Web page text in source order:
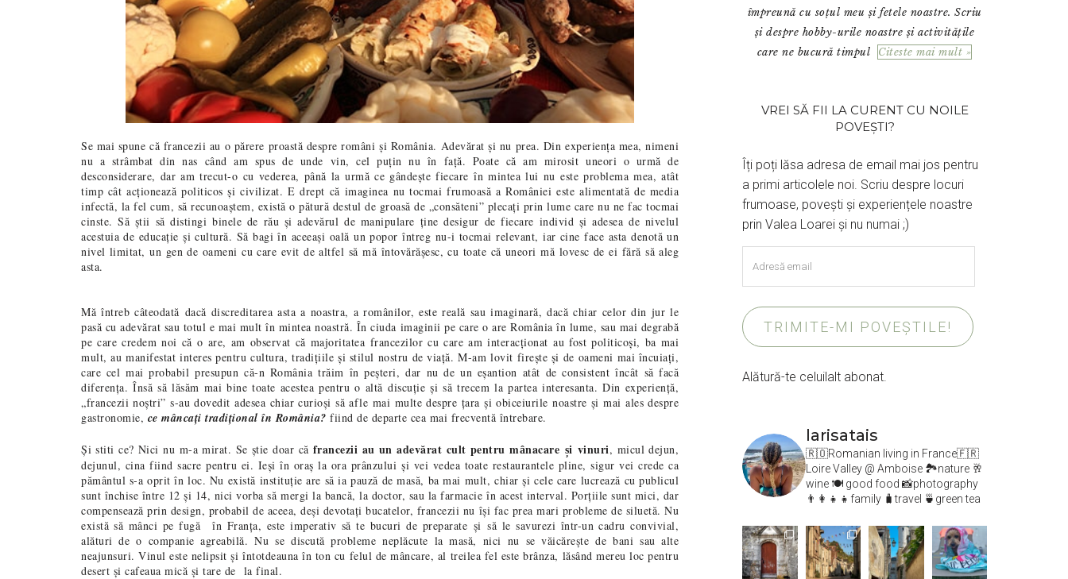
Se mai spune că francezii au o părere proastă despre români și România. Adevărat și nu prea. Din experiența mea, nimeni
nu a strâmbat din nas când am spus de unde vin, cel puțin nu în față. Poate că am mirosit uneori o urmă de
desconsiderare, dar am trecut-o cu vederea, până la urmă ce gândește fiecare în mintea lui nu este problema mea, atât
timp cât acționează politicos și civilizat. E drept că imaginea nu tocmai frumoasă a României este alimentată de media
infectă, la fel cum, să recunoaștem, există o pătură destul de groasă de „consăteni” plecați prin lume care nu ne fac tocmai
cinste. Să știi să distingi binele de rău și adevărul de manipulare ține desigur de fiecare individ și adesea de nivelul
acestuia de educație și cultură. Să bagi în aceeași oală un popor întreg nu-i tocmai relevant, iar cine face asta denotă un
nivel limitat, un gen de oameni cu care evit de altfel să mă întovărășesc, cu toate că uneori mă lovesc de ei fără să aleg
asta.
Mă întreb câteodată dacă discreditarea asta a noastra, a românilor, este reală sau imaginară, dacă chiar celor din jur le
pasă cu adevărat sau totul e mai mult în mintea noastră. În ciuda imaginii pe care o are România în lume, sau mai degrabă
pe care credem noi că o are, am observat că majoritatea francezilor cu care am interacționat au fost politicoși, ba mai
mult, au manifestat interes pentru cultura, tradițiile și stilul nostru de viață. M-am lovit firește și de oameni mai încuiați,
care cel mai probabil presupun că-n România trăim în peșteri, dar nu de un eșantion atât de consistent încât să facă
diferența. Însă să lăsăm mai bine toate acestea pentru o altă discuție și să trecem la partea interesanta. Din experiență,
„francezii noștri” s-au dovedit adesea chiar curioși să afle mai multe despre țara și obiceiurile noastre și mai ales despre
gastronomie, ce mâncați tradițional în România? fiind de departe cea mai frecventă întrebare.
Și stiti ce? Nici nu m-a mirat. Se știe doar că francezii au un adevărat cult pentru mânacare și vinuri, micul dejun,
dejunul, cina fiind sacre pentru ei. Ieși în oraș la ora prânzului și vei vedea toate restaurantele pline, sigur vei crede ca
pământul s-a oprit în loc. Nu există instituție are să ia pauză de masă, ba mai mult, chiar și cele care lucrează cu publicul
sunt închise între 12 și 14, nici vorba să mergi la bancă, la doctor, sau la farmacie în acest interval. Porțiile sunt mici, dar
compensează prin design, probabil de aceea, deși devotați bucatelor, francezii nu își fac prea mari probleme de siluetă. Nu
există să mânci pe fugă
în Franța, este imperativ să te bucuri de preparate și să le savurezi într-un cadru convivial,
alături de o companie agreabilă. Nu se discută probleme neplăcute la masă, nici nu se văicărește de bani sau alte
neajunsuri. Vinul este nelipsit și întotdeauna în ton cu felul de mâncare, al treilea fel este brânza, lăsând mereu loc pentru
desert și cafeaua mică și tare de la final.
împreună cu soțul meu și fetele noastre. Scriu
și despre hobby-urile noastre și activitățile
care ne bucură timpul Citeste mai mult »
VREI SĂ FII LA CURENT CU NOILE
POVEȘTI?
Îți poți lăsa adresa de email mai jos pentru
a primi articolele noi. Scriu despre locuri
frumoase, povești și experiențele noastre
prin Valea Loarei și nu numai ;)
email
TRIMITE-MI POVEȘTILE!
Alătură-te celuilalt abonat.
larisatais
🇷🇴Romanian living in France🇫🇷
Loire Valley @ Amboise 🏞️nature 🥂
wine 🍽 good food 📸photography
👨‍👩‍👧‍👧family 🧳travel 🍵green tea